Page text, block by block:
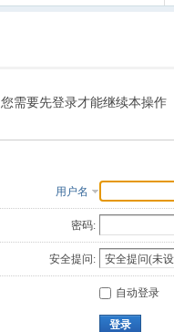
您需要先登录才能继续本操作
用户名
密码:
安全提问:
自动登录
登录